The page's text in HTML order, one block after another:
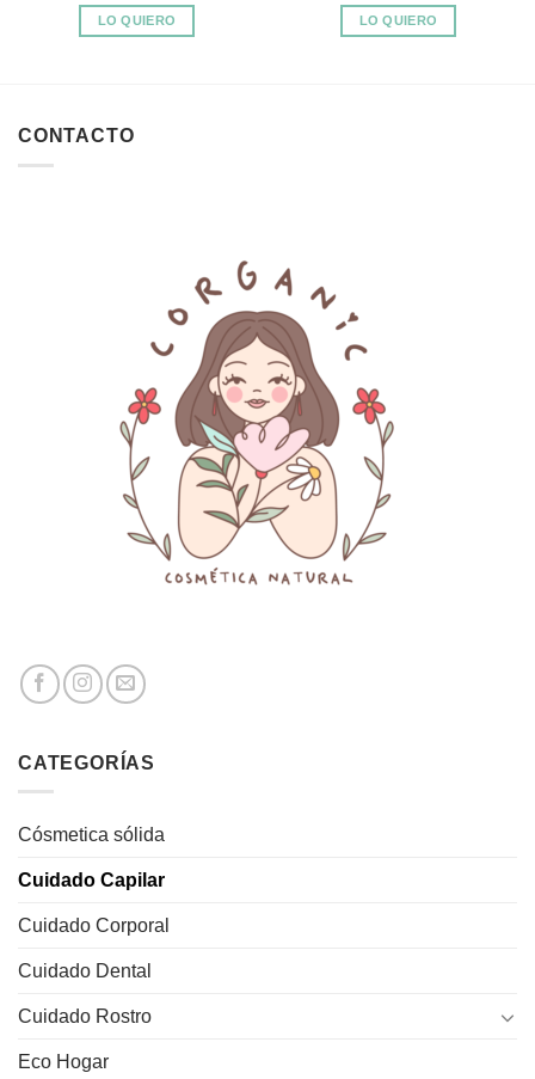
LO QUIERO LO QUIERO
CONTACTO
CATEGORÍAS
Cósmetica sólida
Cuidado Capilar
Cuidado Corporal
Cuidado Dental
Cuidado Rostro
Eco Hogar